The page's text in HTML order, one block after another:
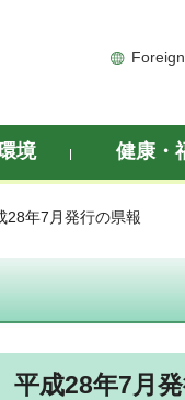
境 健康・
28年7月発行の県報
平成28年7月